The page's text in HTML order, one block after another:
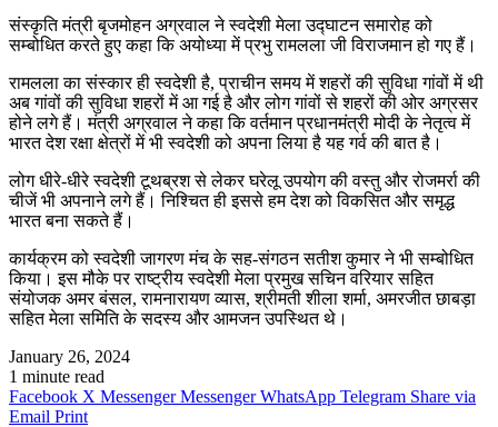
संस्कृति मंत्री बृजमोहन अग्रवाल ने स्वदेशी मेला उद्घाटन समारोह को
सम्बोधित करते हुए कहा कि अयोध्या में प्रभु रामलला जी विराजमान हो गए हैं।
रामलला का संस्कार ही स्वदेशी है, प्राचीन समय में शहरों की सुविधा गांवों में थी
अब गांवों की सुविधा शहरों में आ गई है और लोग गांवों से शहरों की ओर अग्रसर
होने लगे हैं। मंत्री अग्रवाल ने कहा कि वर्तमान प्रधानमंत्री मोदी के नेतृत्व में
भारत देश रक्षा क्षेत्रों में भी स्वदेशी को अपना लिया है यह गर्व की बात है।
लोग धीरे-धीरे स्वदेशी टूथब्रश से लेकर घरेलू उपयोग की वस्तु और रोजमर्रा की
चीजें भी अपनाने लगे हैं। निश्चित ही इससे हम देश को विकसित और समृद्ध
भारत बना सकते हैं।
कार्यक्रम को स्वदेशी जागरण मंच के सह-संगठन सतीश कुमार ने भी सम्बोधित
किया। इस मौके पर राष्ट्रीय स्वदेशी मेला प्रमुख सचिन वरियार सहित
संयोजक अमर बंसल, रामनारायण व्यास, श्रीमती शीला शर्मा, अमरजीत छाबड़ा
सहित मेला समिति के सदस्य और आमजन उपस्थित थे।
January 26, 2024
1 minute read
Facebook X Messenger Messenger WhatsApp Telegram Share via
Email Print